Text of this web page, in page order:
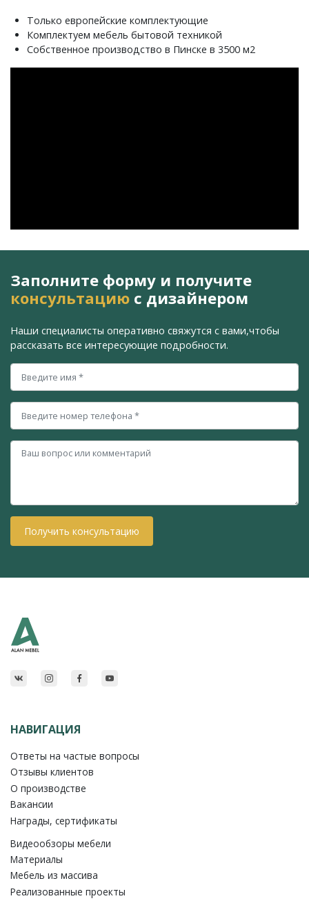
Только европейские комплектующие
Комплектуем мебель бытовой техникой
Собственное производство в Пинске в 3500 м2
Заполните форму и получите
консультацию с дизайнером
Наши специалисты оперативно свяжутся с вами,чтобы
рассказать все интересующие подробности.
Получить консультацию
НАВИГАЦИЯ
Ответы на частые вопросы
Отзывы клиентов
О производстве
Вакансии
Награды, сертификаты
Видеообзоры мебели
Материалы
Мебель из массива
Реализованные проекты